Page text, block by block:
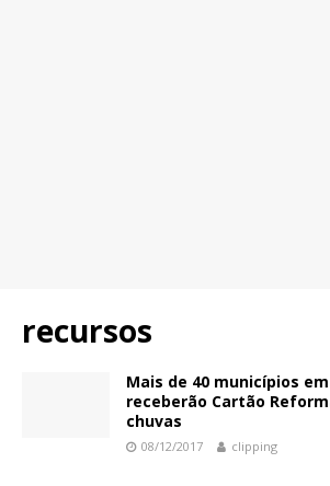
recursos
Mais de 40 municípios
receberão Cartão
chuvas
08/12/2017 clipping